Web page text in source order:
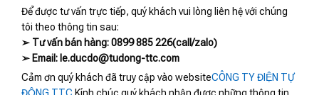
Để được tư vấn trực tiếp, quý khách vui lòng liên hệ với chúng
tôi theo thông tin sau:
➢ Tư vấn bán hàng: 0899 885 226(call/zalo)
➢ Email: le.ducdo@tudong-ttc.com
Cảm ơn quý khách đã truy cập vào websiteCÔNG TY ĐIỆN TỰ